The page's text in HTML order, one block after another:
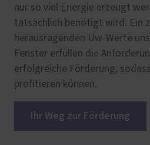
nur so viel Energie erzeugt
tatsächlich benötigt wird. Ein
herausragenden Uw-Werte
Fenster erfüllen die
erfolgreiche Förderung,
profitieren können.
Ihr Weg zur Förderung